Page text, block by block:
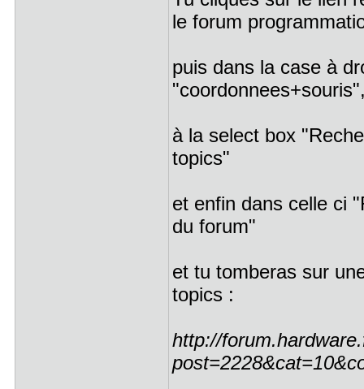
le forum
puis dans la case à
à la select box
topics"
et enfin dans celle ci
du forum"
et tu tomberas sur
topics :
http://